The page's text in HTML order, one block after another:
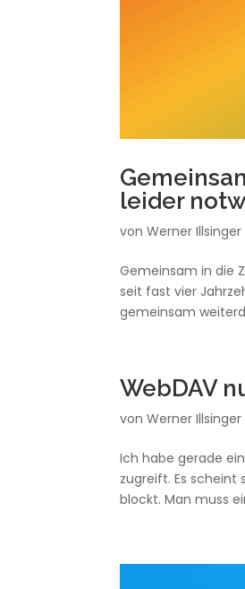
leider
vonWerner Illsinger
Gemeinsam in die
seit fast vier
gemeinsam
WebDAV
vonWerner Illsinger
Ich habe gerade
zugreift. Es scheint
blockt. Man muss